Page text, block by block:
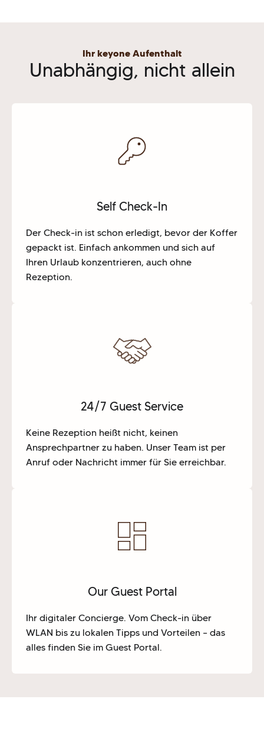
Ihr keyone Aufenthalt
Unabhängig, nicht allein
Self Check-In
Der Check-in ist schon erledigt, bevor der Koffer
gepackt ist. Einfach ankommen und sich auf
Ihren Urlaub konzentrieren, auch ohne
Rezeption.
24/7 Guest Service
Keine Rezeption heißt nicht, keinen
Ansprechpartner zu haben. Unser Team ist per
Anruf oder Nachricht immer für Sie erreichbar.
Our Guest Portal
Ihr digitaler Concierge. Vom Check-in über
WLAN bis zu lokalen Tipps und Vorteilen – das
alles finden Sie im Guest Portal.